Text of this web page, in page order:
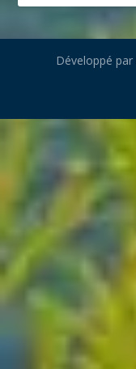
Développé par